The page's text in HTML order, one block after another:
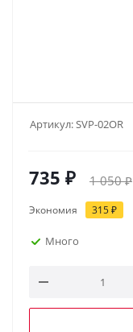
Артикул:SVP-02OR
735 ₽ 1 050₽
Экономия 315₽
Много